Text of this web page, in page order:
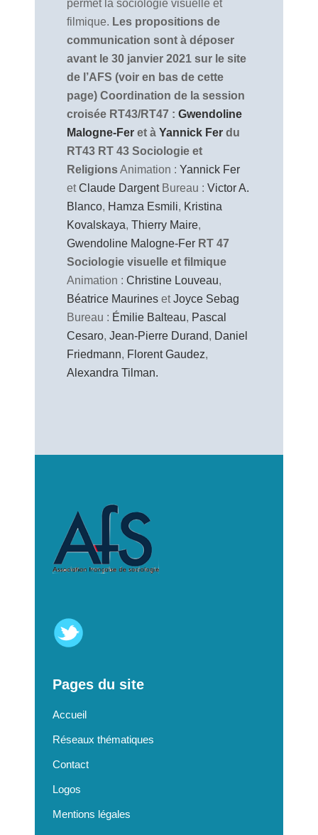
permet la sociologie visuelle et
filmique. Les propositions de
communication sont à déposer
avant le 30 janvier 2021 sur le site
de l’AFS (voir en bas de cette
page) Coordination de la session
croisée RT43/RT47 : Gwendoline
Malogne-Fer et à Yannick Fer du
RT43 RT 43 Sociologie et
ReligionsAnimation : Yannick Fer
etClaude DargentBureau : Victor A.
Blanco, Hamza Esmili, Kristina
Kovalskaya, Thierry Maire,
Gwendoline Malogne-Fer RT 47
Sociologie visuelle et filmique
Animation : Christine Louveau,
Béatrice Maurines etJoyce Sebag
Bureau : Émilie Balteau, Pascal
Cesaro, Jean-Pierre Durand, Daniel
Friedmann, Florent Gaudez,
Alexandra Tilman.
Pages du site
Accueil
Réseaux thématiques
Contact
Logos
Mentions légales